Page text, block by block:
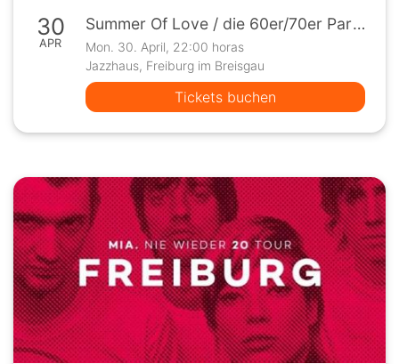
30
APR
Summer Of Love / die 60er/70er Party
Mon. 30. April, 22:00 horas
Jazzhaus, Freiburg im Breisgau
Tickets buchen